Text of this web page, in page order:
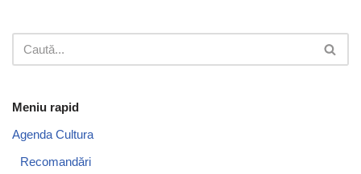
Meniu rapid
Agenda Cultura
Recomandări